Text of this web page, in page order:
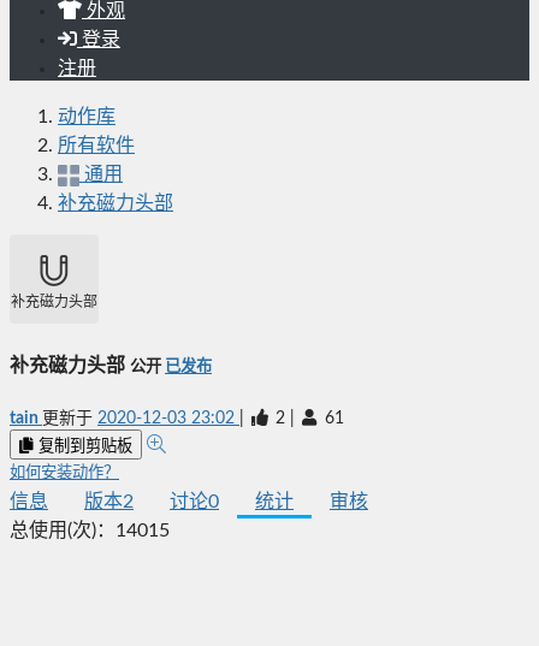
外观
登录
注册
动作库
所有软件
通用
补充磁力头部
补充磁力头部
补充磁力头部 公开 已发布
tain 更新于 2020-12-03 23:02 2 61
复制到剪贴板
如何安装动作？
信息 版本2 讨论0 统计
审核
总使用(次)： 14015